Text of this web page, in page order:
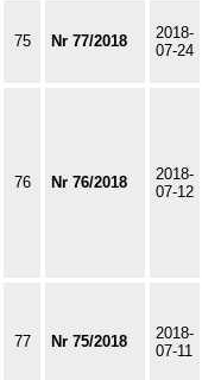
75 Nr 77/2018
2018-
07-24
76 Nr 76/2018
2018-
07-12
77 Nr 75/2018
2018-
07-11